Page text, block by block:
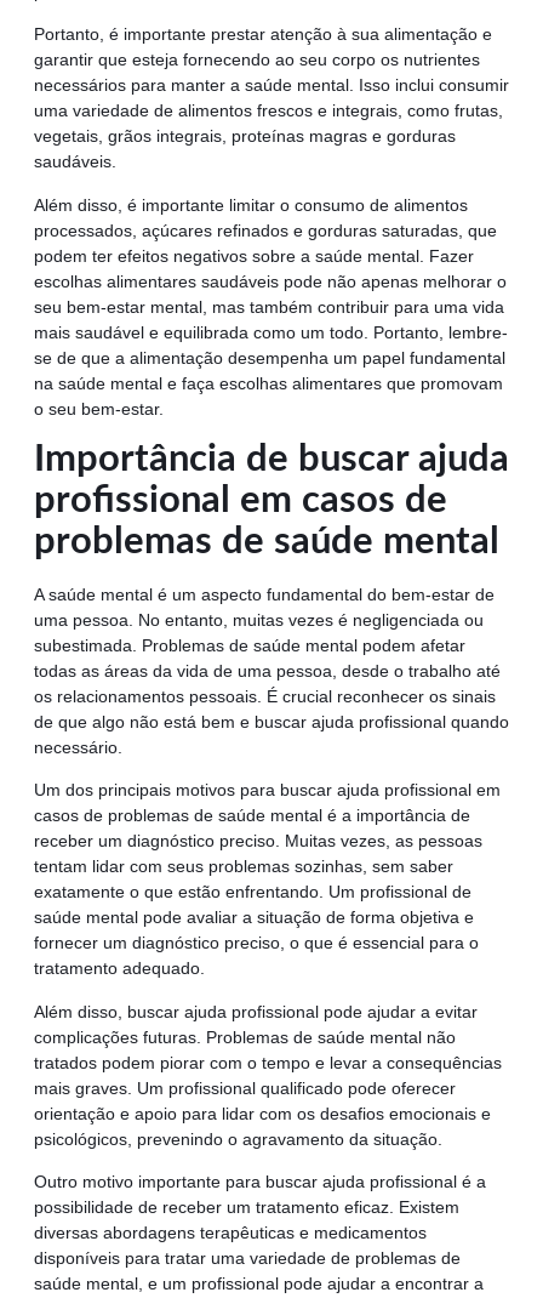
Portanto, é importante prestar atenção à sua alimentação e
garantir que esteja fornecendo ao seu corpo os nutrientes
necessários para manter a saúde mental. Isso inclui consumir
uma variedade de alimentos frescos e integrais, como frutas,
vegetais, grãos integrais, proteínas magras e gorduras
saudáveis.
Além disso, é importante limitar o consumo de alimentos
processados, açúcares refinados e gorduras saturadas, que
podem ter efeitos negativos sobre a saúde mental. Fazer
escolhas alimentares saudáveis ​​pode não apenas melhorar o
seu bem-estar mental, mas também contribuir para uma vida
mais saudável e equilibrada como um todo. Portanto, lembre-
se de que a alimentação desempenha um papel fundamental
na saúde mental e faça escolhas alimentares que promovam
o seu bem-estar.
Importância de buscar ajuda
profissional em casos de
problemas de saúde mental
A saúde mental é um aspecto fundamental do bem-estar de
uma pessoa. No entanto, muitas vezes é negligenciada ou
subestimada. Problemas de saúde mental podem afetar
todas as áreas da vida de uma pessoa, desde o trabalho até
os relacionamentos pessoais. É crucial reconhecer os sinais
de que algo não está bem e buscar ajuda profissional quando
necessário.
Um dos principais motivos para buscar ajuda profissional em
casos de problemas de saúde mental é a importância de
receber um diagnóstico preciso. Muitas vezes, as pessoas
tentam lidar com seus problemas sozinhas, sem saber
exatamente o que estão enfrentando. Um profissional de
saúde mental pode avaliar a situação de forma objetiva e
fornecer um diagnóstico preciso, o que é essencial para o
tratamento adequado.
Além disso, buscar ajuda profissional pode ajudar a evitar
complicações futuras. Problemas de saúde mental não
tratados podem piorar com o tempo e levar a consequências
mais graves. Um profissional qualificado pode oferecer
orientação e apoio para lidar com os desafios emocionais e
psicológicos, prevenindo o agravamento da situação.
Outro motivo importante para buscar ajuda profissional é a
possibilidade de receber um tratamento eficaz. Existem
diversas abordagens terapêuticas e medicamentos
disponíveis para tratar uma variedade de problemas de
saúde mental, e um profissional pode ajudar a encontrar a